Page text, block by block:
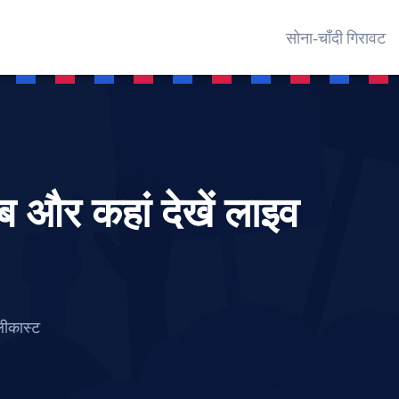
सोना‑चाँदी गिरावट
और कहां देखें लाइव